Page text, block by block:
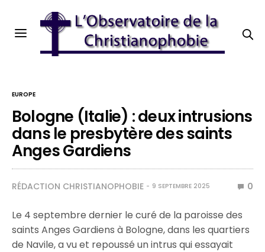
EUROPE
Bologne (Italie) : deux intrusions
dans le presbytère des saints
Anges Gardiens
RÉDACTION CHRISTIANOPHOBIE 9 SEPTEMBRE 2025 0
Le 4 septembre dernier le curé de la paroisse des
saints Anges Gardiens à Bologne, dans les quartiers
de Navile, a vu et repoussé un intrus qui essayait